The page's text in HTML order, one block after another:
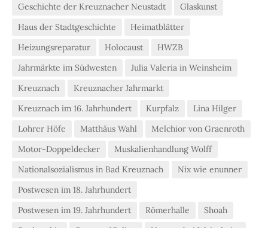
Geschichte der Kreuznacher Neustadt
Glaskunst
Haus der Stadtgeschichte
Heimatblätter
Heizungsreparatur
Holocaust
HWZB
Jahrmärkte im Südwesten
Julia Valeria in Weinsheim
Kreuznach
Kreuznacher Jahrmarkt
Kreuznach im 16. Jahrhundert
Kurpfalz
Lina Hilger
Lohrer Höfe
Matthäus Wahl
Melchior von Graenroth
Motor-Doppeldecker
Muskalienhandlung Wolff
Nationalsozialismus in Bad Kreuznach
Nix wie enunner
Postwesen im 18. Jahrhundert
Postwesen im 19. Jahrhundert
Römerhalle
Shoah